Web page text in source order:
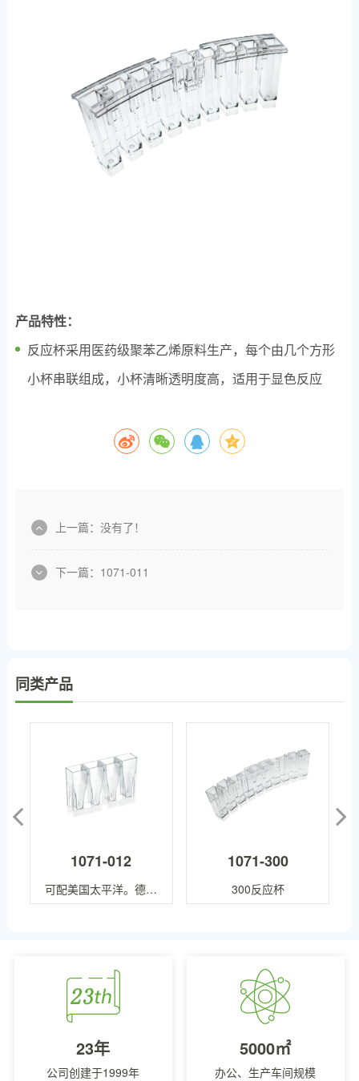
产品特性：
反应杯采用医药级聚苯乙烯原料生产，每个由几个方形
小杯串联组成，小杯清晰透明度高，适用于显色反应
上一篇：没有了！
下一篇： 1071-011
同类产品
1071-012
可配美国太平洋。德国
1071-300
300反应杯
23年
公司创建于1999年
5000㎡
办公、生产车间规模